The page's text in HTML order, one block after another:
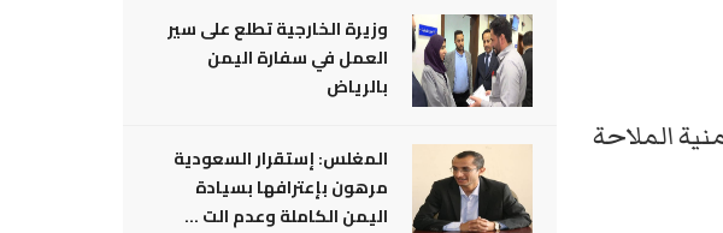
الملاحة
وزيرة الخارجية تطلع على سير
العمل في سفارة اليمن
بالرياض
المغلس: إستقرار السعودية
مرهون بإعترافها بسيادة
اليمن الكاملة وعدم الت ...